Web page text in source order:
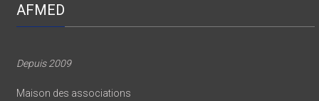
AFMED
Depuis 2009
Maison des associations